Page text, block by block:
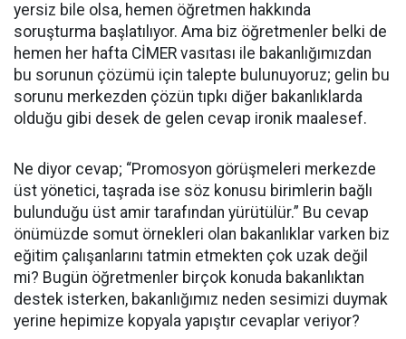
yersiz bile olsa, hemen öğretmen hakkında
soruşturma başlatılıyor. Ama biz öğretmenler belki de
hemen her hafta CİMER vasıtası ile bakanlığımızdan
bu sorunun çözümü için talepte bulunuyoruz; gelin bu
sorunu merkezden çözün tıpkı diğer bakanlıklarda
olduğu gibi desek de gelen cevap ironik maalesef.
Ne diyor cevap; “Promosyon görüşmeleri merkezde
üst yönetici, taşrada ise söz konusu birimlerin bağlı
bulunduğu üst amir tarafından yürütülür.” Bu cevap
önümüzde somut örnekleri olan bakanlıklar varken biz
eğitim çalışanlarını tatmin etmekten çok uzak değil
mi? Bugün öğretmenler birçok konuda bakanlıktan
destek isterken, bakanlığımız neden sesimizi duymak
yerine hepimize kopyala yapıştır cevaplar veriyor?